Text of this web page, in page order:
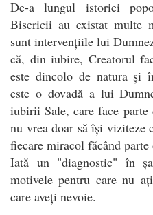
De-a lungul istoriei
Bisericii au existat multe
sunt intervențiile lui
că, din iubire, Creatorul
este dincolo de natura și
este o dovadă a lui
iubirii Sale, care face
nu vrea doar să își viziteze
fiecare miracol făcând
Iată un "diagnostic" în
motivele pentru care nu
care aveți nevoie.